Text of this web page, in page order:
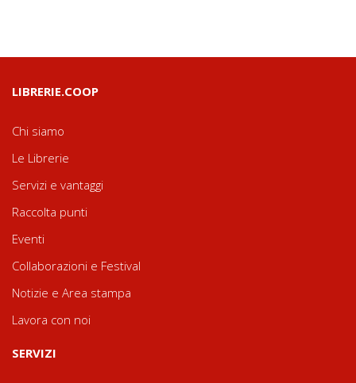
LIBRERIE.COOP
Chi siamo
Le Librerie
Servizi e vantaggi
Raccolta punti
Eventi
Collaborazioni e Festival
Notizie e Area stampa
Lavora con noi
SERVIZI